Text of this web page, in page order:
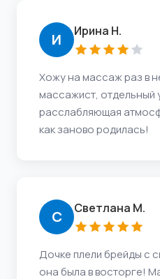
И Ирина Н.
Хожу на массаж раз в
массажист, отдельный
расслабляющая
как заново родилась!
С Светлана М.
Дочке плели брейды с
она была в восторге!